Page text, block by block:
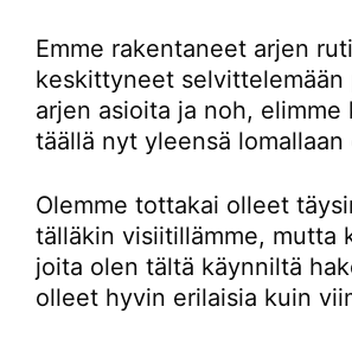
Emme rakentaneet arjen
keskittyneet selvittelemään
arjen asioita ja noh,
täällä nyt yleensä lomallaan
Olemme tottakai olleet
tälläkin visiitillämme, mutta
joita olen tältä käynniltä
olleet hyvin erilaisia kuin